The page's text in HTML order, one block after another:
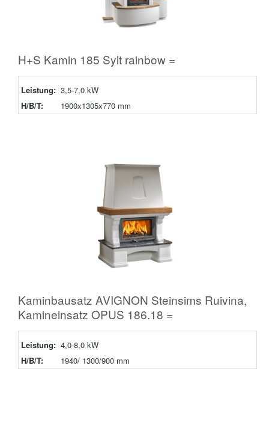
H+S Kamin 185 Sylt rainbow =
Leistung: 3,5-7,0 kW
H/B/T:
1900x1305x770 mm
Kaminbausatz AVIGNON Steinsims Ruivina,
Kamineinsatz OPUS 186.18 =
Leistung: 4,0-8,0 kW
H/B/T:
1940/ 1300/900 mm